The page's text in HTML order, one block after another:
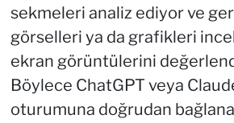
sekmeleri analiz ediyor ve
görselleri ya da grafikleri
ekran görüntülerini
Böylece ChatGPT veya
oturumuna doğrudan